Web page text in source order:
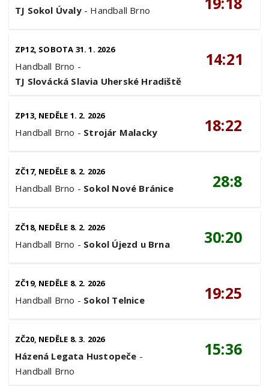
TJ Sokol Úvaly- Handball Brno
ZP12, SOBOTA 31. 1. 2026
Handball Brno -
TJ Slovácká Slavia Uherské Hradiště
14:21
ZP13, NEDĚLE 1. 2. 2026
Handball Brno - Strojár Malacky 18:22
ZČ17, NEDĚLE 8. 2. 2026
Handball Brno - Sokol Nové Bránice 28:8
ZČ18, NEDĚLE 8. 2. 2026
Handball Brno - Sokol Újezd u Brna 30:20
ZČ19, NEDĚLE 8. 2. 2026
Handball Brno - Sokol Telnice 19:25
ZČ20, NEDĚLE 8. 3. 2026
Házená Legata Hustopeče -
Handball Brno
15:36